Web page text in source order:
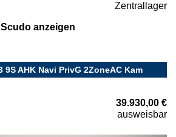
Zentrallager
anzeigen
AHK Navi PrivG 2ZoneAC Kam
39.930,00 €
ausweisbar